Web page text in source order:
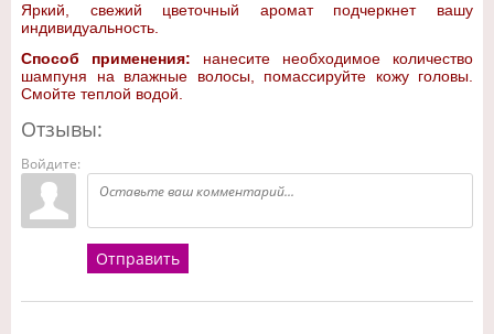
Яркий, свежий цветочный аромат подчеркнет вашу
индивидуальность.
Способ применения: нанесите необходимое количество
шампуня на влажные волосы, помассируйте кожу головы.
Смойте теплой водой.
Отзывы:
Войдите:
Отправить